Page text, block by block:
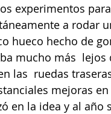
experimentos
a rodar
hueco hecho de
mucho más  lejos
las  ruedas
mejoras
en la idea y al año